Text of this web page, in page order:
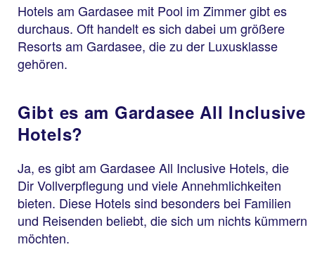
Hotels am Gardasee mit Pool im Zimmer gibt es
durchaus. Oft handelt es sich dabei um größere
Resorts am Gardasee, die zu der Luxusklasse
gehören.
Gibt es am Gardasee All Inclusive
Hotels?
Ja, es gibt am Gardasee All Inclusive Hotels, die
Dir Vollverpflegung und viele Annehmlichkeiten
bieten. Diese Hotels sind besonders bei Familien
und Reisenden beliebt, die sich um nichts kümmern
möchten.